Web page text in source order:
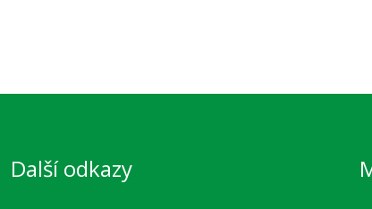
Další odkazy